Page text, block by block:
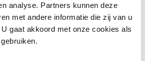
analyse. Partners kunnen deze
met andere informatie die zij van u
gaat akkoord met onze cookies als